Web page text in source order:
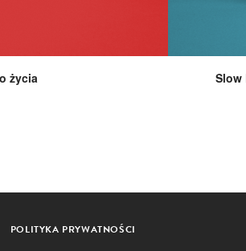
życia
Slow
POLITYKA PRYWATNOŚCI